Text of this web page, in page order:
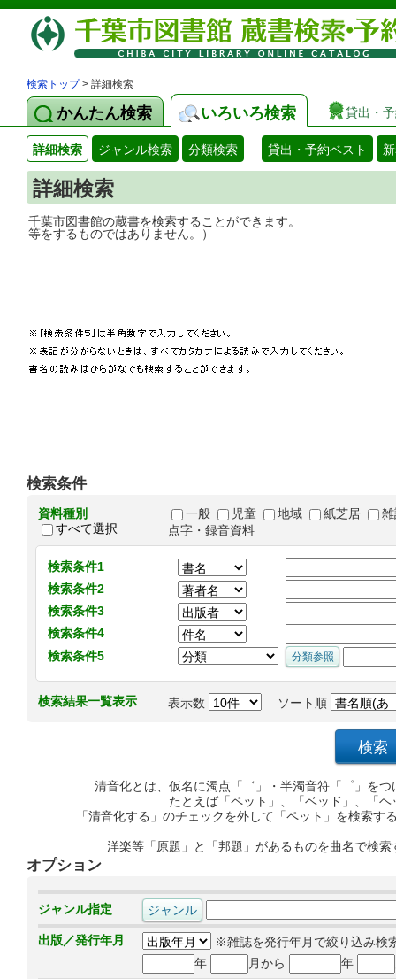
検索トップ> 詳細検索
かんたん検索 いろいろ検索 貸出・
詳細検索 ジャンル検索 分類検索 貸出・予約ベスト
詳細検索
千葉市図書館の蔵書を検索することがで
等をするものではありません。）
検索条件
資料種別
すべて選択
一般 児童 地域 紙芝居
点字・録音資料
検索条件1
検索条件2
検索条件3
検索条件4
検索条件5
検索結果一覧表示 表示数 ソート順
清音化とは、仮名に濁点「゛」・半濁音符「゜」を
たとえば「ペット」、「ベッド」、「
「清音化する」のチェックを外して「ペット」を検索
洋楽等「原題」と「邦題」があるものを曲名で検
オプション
ジャンル指定
出版／発行年月
※雑誌を発行年月で絞り込み検
年
月から 年